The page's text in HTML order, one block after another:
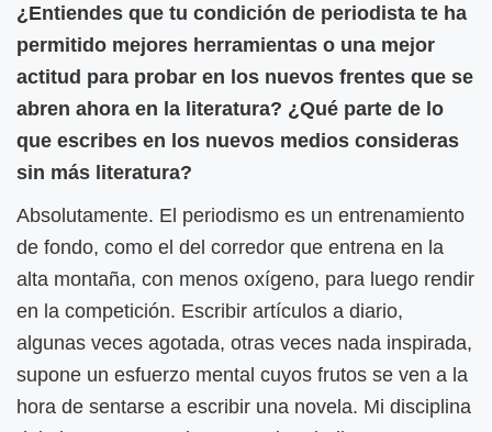
¿Entiendes que tu condición de periodista te ha
permitido mejores herramientas o una mejor
actitud para probar en los nuevos frentes que se
abren ahora en la literatura? ¿Qué parte de lo
que escribes en los nuevos medios consideras
sin más literatura?
Absolutamente. El periodismo es un entrenamiento
de fondo, como el del corredor que entrena en la
alta montaña, con menos oxígeno, para luego rendir
en la competición. Escribir artículos a diario,
algunas veces agotada, otras veces nada inspirada,
supone un esfuerzo mental cuyos frutos se ven a la
hora de sentarse a escribir una novela. Mi disciplina